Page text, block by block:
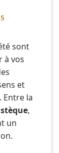
sont
à vos
et
Entre la
,
un